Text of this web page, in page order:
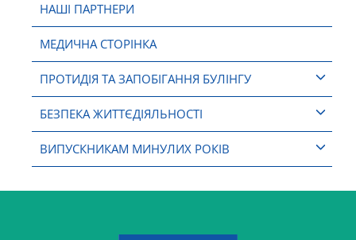
НАШІ ПАРТНЕРИ
МЕДИЧНА СТОРІНКА
ПРОТИДІЯ ТА ЗАПОБІГАННЯ БУЛІНГУ
БЕЗПЕКА ЖИТТЄДІЯЛЬНОСТІ
ВИПУСКНИКАМ МИНУЛИХ РОКІВ